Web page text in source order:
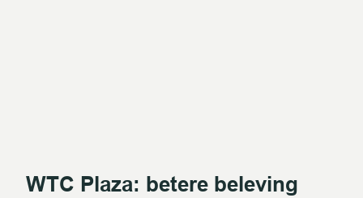
WTC Plaza: betere beleving